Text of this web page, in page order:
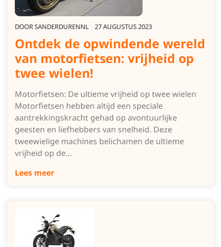
DOORSANDERDURENNL 27 AUGUSTUS 2023
Ontdek de opwindende wereld
van motorfietsen: vrijheid op
twee wielen!
Motorfietsen: De ultieme vrijheid op twee wielen
Motorfietsen hebben altijd een speciale
aantrekkingskracht gehad op avontuurlijke
geesten en liefhebbers van snelheid. Deze
tweewielige machines belichamen de ultieme
vrijheid op de…
Lees meer